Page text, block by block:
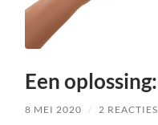
Een
8 MEI 2020 / 2 REACTIES